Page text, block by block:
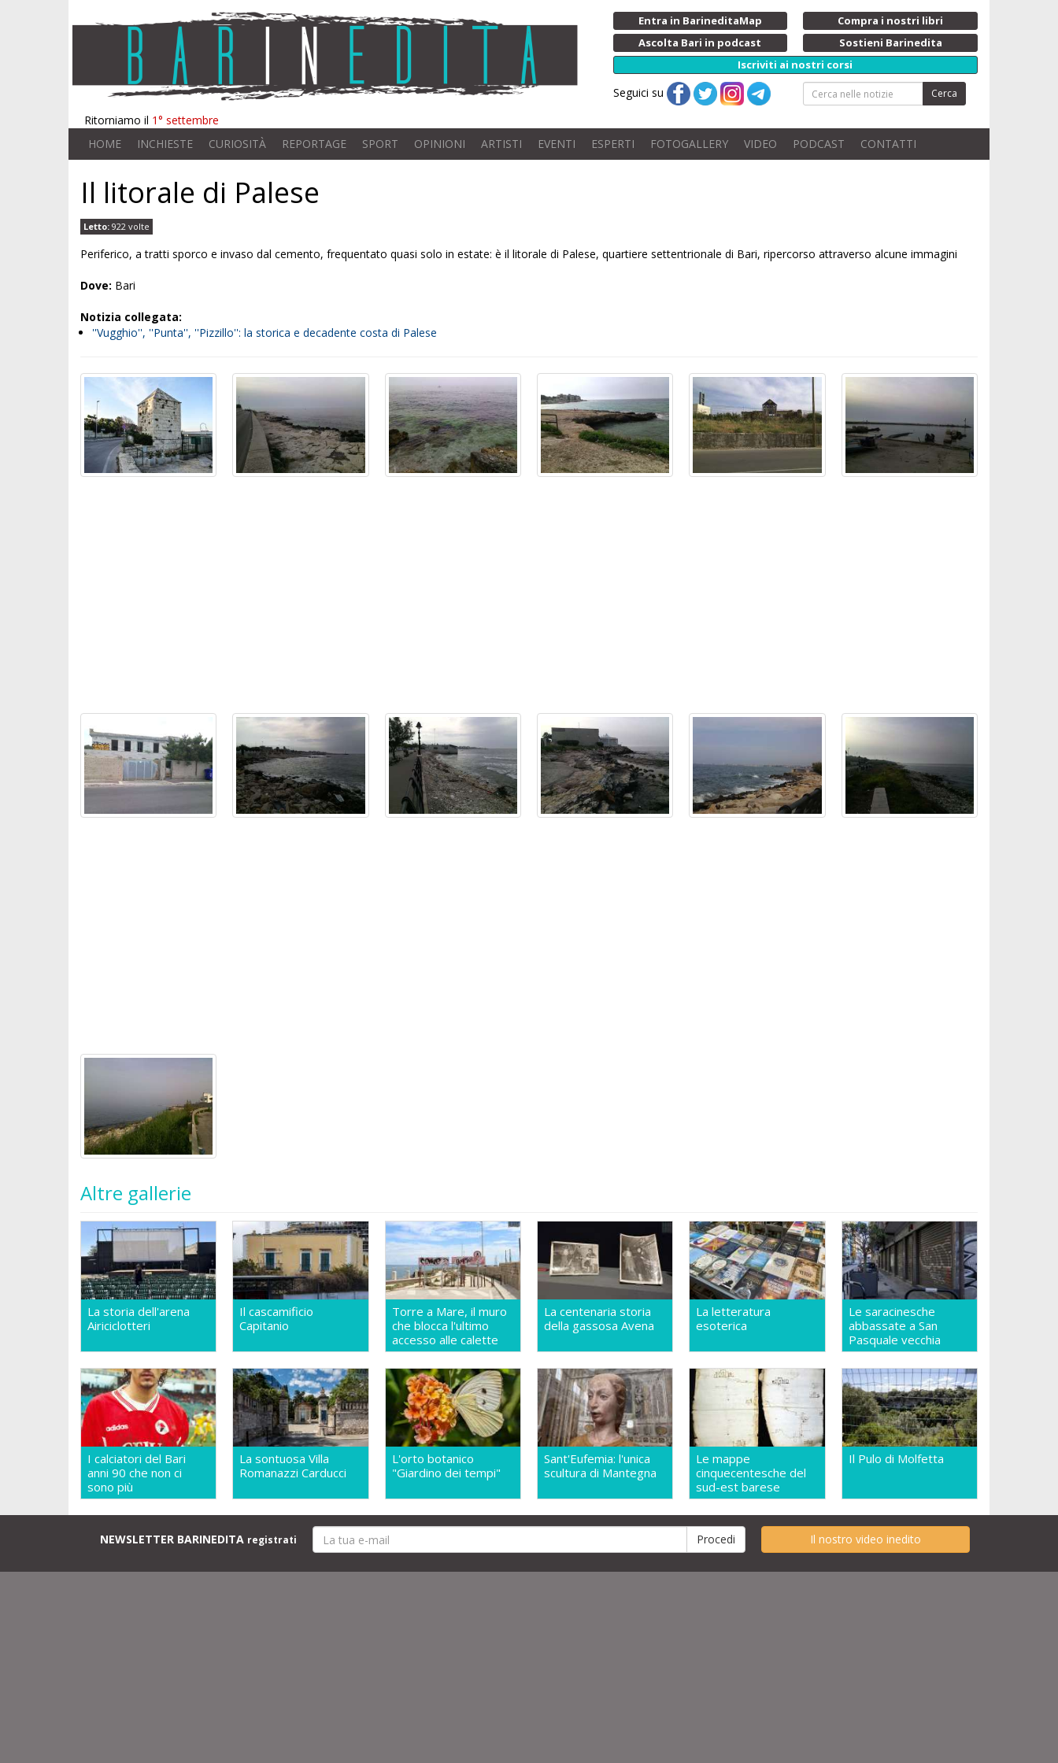
Ritorniamo il 1° settembre
Entra in BarineditaMap
Compra i nostri libri
Ascolta Bari in podcast
Sostieni Barinedita
Iscriviti ai nostri corsi
Seguici su Cerca
HOME INCHIESTE CURIOSITÀ REPORTAGE SPORT OPINIONI ARTISTI EVENTI ESPERTI FOTOGALLERY VIDEO PODCAST CONTATTI
Il litorale di Palese
Letto: 922 volte
Periferico, a tratti sporco e invaso dal cemento, frequentato quasi solo in estate: è il litorale di Palese, quartiere settentrionale di Bari, ripercorso attraverso alcune immagini
Dove: Bari
Notizia collegata:
''Vugghio'', ''Punta'', ''Pizzillo'': la storica e decadente costa di Palese
Altre gallerie
La storia dell'arena
Airiciclotteri
Il cascamificio
Capitanio
Torre a Mare, il muro
che blocca l'ultimo
accesso alle calette
La centenaria storia
della gassosa Avena
La letteratura
esoterica
Le saracinesche
abbassate a San
Pasquale vecchia
I calciatori del Bari
anni 90 che non ci
sono più
La sontuosa Villa
Romanazzi Carducci
L'orto botanico
"Giardino dei tempi"
Sant'Eufemia: l'unica
scultura di Mantegna
Le mappe
cinquecentesche del
sud-est barese
Il Pulo di Molfetta
NEWSLETTER BARINEDITA registrati Il nostro video inedito